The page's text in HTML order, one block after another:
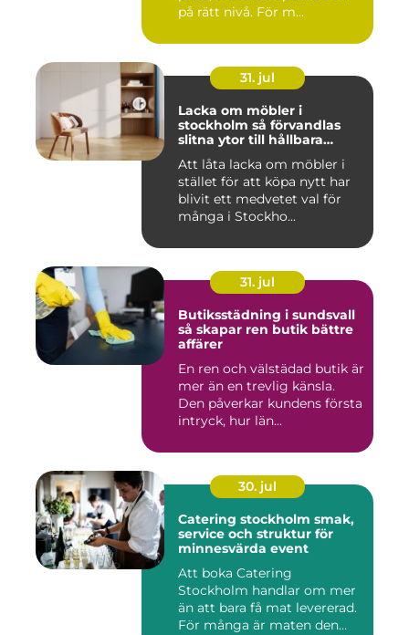
på rätt nivå. För m...
31. jul
Lacka om möbler i
stockholm så förvandlas
slitna ytor till hållbara
Att låta lacka om möbler i
stället för att köpa nytt har
blivit ett medvetet val för
många i Stockho...
31. jul
Butiksstädning i sundsvall
så skapar ren butik bättre
affärer
En ren och välstädad butik är
mer än en trevlig känsla.
Den påverkar kundens första
intryck, hur län...
30. jul
Catering stockholm smak,
service och struktur för
minnesvärda event
Att boka Catering
Stockholm handlar om mer
än att bara få mat levererad.
För många är maten den